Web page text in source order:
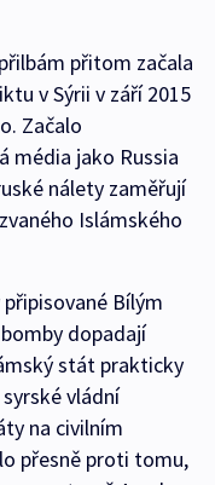
přitom začala
v Sýrii v září 2015
Začalo
média jako Russia
nálety zaměřují
Islámského
Bílým
dopadají
stát prakticky
vládní
na civilním
přesně proti tomu,